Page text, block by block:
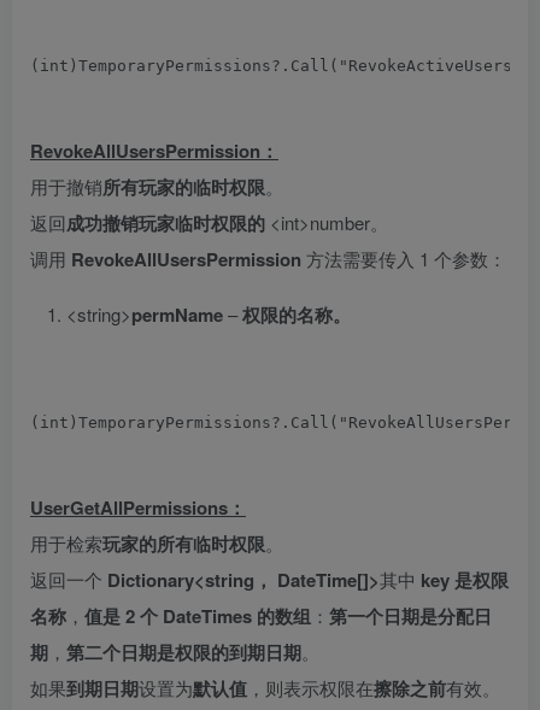
( int ) TemporaryPermissions?. Call (
RevokeAllUsersPermission：
用于撤销所有玩家的临时权限。
返回成功撤销玩家临时权限的 <int>number。
调用 RevokeAllUsersPermission 方法需要传入 1 个参数：
<string>permName–权限的名称。
( int ) TemporaryPermissions?. Call (
UserGetAllPermissions：
用于检索玩家的所有临时权限。
返回一个 Dictionary<string， DateTime[]>其中 key 是权限
名称 ， 值是 2 个 DateTimes 的数组 ： 第一个日期是分配日
期 ， 第二个日期是权限的到期日期。
如果到期日期设置为默认值 ，则表示权限在擦除之前有效。